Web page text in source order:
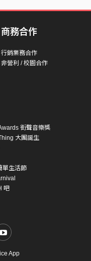
商務合作
行銷業務合作
非營利 / 校園合作
街聲音樂獎
大團誕生
單生活節
吧
App